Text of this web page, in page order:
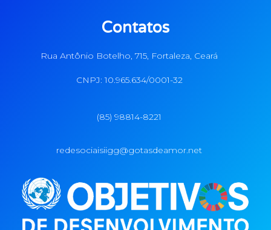
Contatos
Rua Antônio Botelho, 715, Fortaleza, Ceará
CNPJ: 10.965.634/0001-32
(85) 98814-8221
redesociaisiigg@gotasdeamor.net